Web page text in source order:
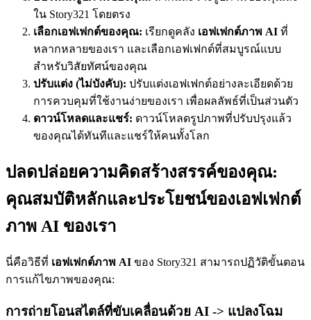
ใน Story321 โดยตรง
เลือกเอฟเฟกต์ของคุณ: เรียกดูคลัง เอฟเฟกต์ภาพ AI ที่
หลากหลายของเรา และเลือกเอฟเฟกต์ที่สมบูรณ์แบบ
สำหรับวิสัยทัศน์ของคุณ
ปรับแต่ง (ไม่บังคับ): ปรับแต่งเอฟเฟกต์อย่างละเอียดด้วย
การควบคุมที่ใช้งานง่ายของเรา เพื่อผลลัพธ์ที่เป็นส่วนตัว
ดาวน์โหลดและแชร์: ดาวน์โหลดรูปภาพที่ปรับปรุงแล้ว
ของคุณได้ทันทีและแชร์ให้คนทั้งโลก
ปลดปล่อยความคิดสร้างสรรค์ของคุณ:
คุณสมบัติหลักและประโยชน์ของเอฟเฟกต์
ภาพ AI ของเรา
นี่คือวิธีที่ เอฟเฟกต์ภาพ AI ของ Story321 สามารถปฏิวัติขั้นตอน
การแก้ไขภาพของคุณ:
การถ่ายโอนสไตล์ที่ขับเคลื่อนด้วย AI -> แปลงโฉม